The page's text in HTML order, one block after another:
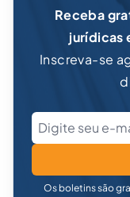
Receba
jurídicas
Inscreva-se
Os boletins são